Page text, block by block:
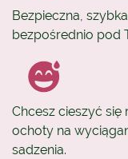
Bezpieczna,
bezpośrednio pod
Chcesz cieszyć się
ochoty na
sadzenia.